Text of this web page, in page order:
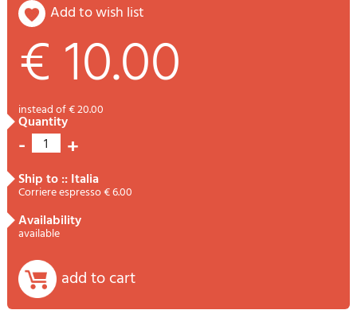
add to wish list
€ 10.00
instead of € 20.00
quantity
- 1 +
ship to :: Italia
Corriere espresso € 6.00
availability
available
add to cart